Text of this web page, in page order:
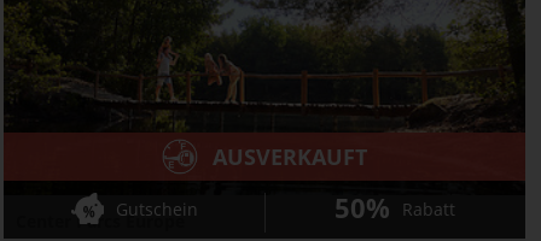
Center Parcs Europe
AUSVERKAUFT
Gutschein 50% Rabatt